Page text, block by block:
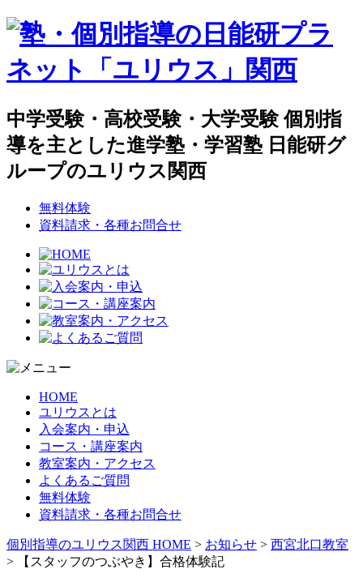
中学受験・高校受験・大学受験 個別指
導を主とした進学塾・学習塾 日能研グ
ループのユリウス関西
無料体験
資料請求・各種お問合せ
HOME
ユリウスとは
入会案内・申込
コース・講座案内
教室案内・アクセス
よくあるご質問
無料体験
資料請求・各種お問合せ
個別指導のユリウス関西 HOME > お知らせ > 西宮北口教室
>
【スタッフのつぶやき】合格体験記